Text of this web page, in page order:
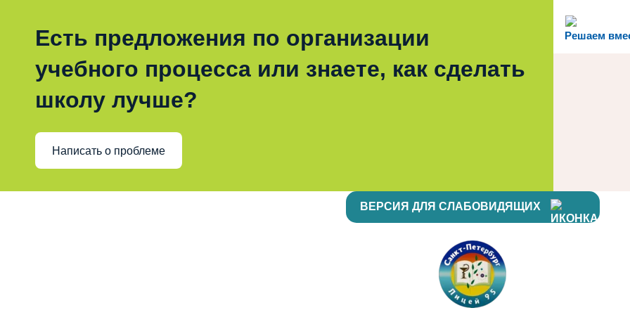
Решаем
Есть предложения по организации
учебного процесса или знаете, как сделать
школу лучше?
Написать о проблеме
ВЕРСИЯ ДЛЯ СЛАБОВИДЯЩИХ